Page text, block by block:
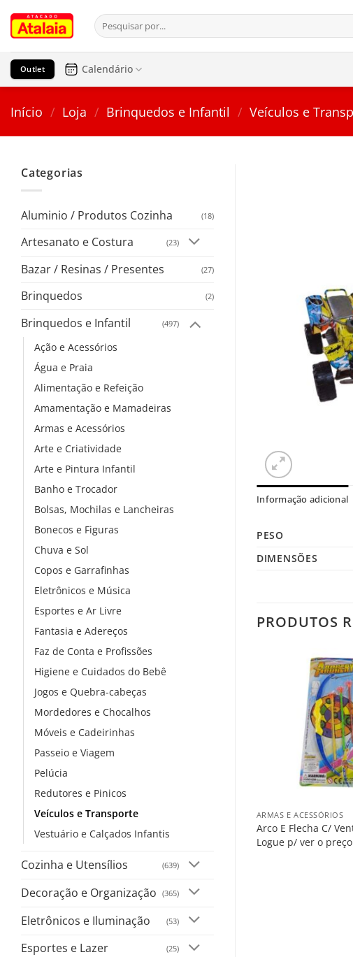
para
conteúdo
Pesquisar
por:
Outlet Calendário
Início / Loja / Brinquedos e Infantil / Veículos e
Categorias
Aluminio / Produtos Cozinha (18)
Artesanato e Costura (23)
Bazar / Resinas / Presentes (27)
Brinquedos (2)
Brinquedos e Infantil (497)
Ação e Acessórios
Água e Praia
Alimentação e Refeição
Amamentação e Mamadeiras
Armas e Acessórios
Arte e Criatividade
Arte e Pintura Infantil
Banho e Trocador
Bolsas, Mochilas e Lancheiras
Bonecos e Figuras
Chuva e Sol
Copos e Garrafinhas
Eletrônicos e Música
Esportes e Ar Livre
Fantasia e Adereços
Faz de Conta e Profissões
Higiene e Cuidados do Bebê
Jogos e Quebra-cabeças
Mordedores e Chocalhos
Móveis e Cadeirinhas
Passeio e Viagem
Pelúcia
Redutores e Pinicos
Veículos e Transporte
Vestuário e Calçados Infantis
Cozinha e Utensílios (639)
Decoração e Organização (365)
Eletrônicos e Iluminação (53)
Esportes e Lazer (25)
Informação adicional
PESO
DIMENSÕES
PRODUTOS
ARMAS E ACESSÓRIOS
Arco E Flecha C/
Logue p/ ver o preço